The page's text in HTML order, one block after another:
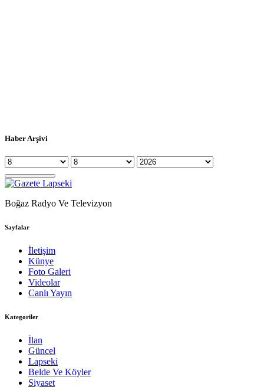
Haber Arşivi
Boğaz Radyo Ve Televizyon
Sayfalar
İletişim
Künye
Foto Galeri
Videolar
Canlı Yayın
Kategoriler
İlan
Güncel
Lapseki
Belde Ve Köyler
Siyaset